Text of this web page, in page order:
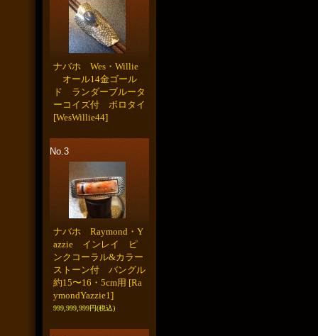
ナバホ Wes・Willie
オール14金ゴール
ド ランダーブルータ
ーコイズ付 ボロタイ
[WesWillie44]
No.3
ナバホ Raymond・Y
azzie インレイ ピ
ンクコーラル&カラー
ストーン付 バングル
約15〜16・5cm用 [Ra
ymondYazzie1]
999,999,999円(税込)